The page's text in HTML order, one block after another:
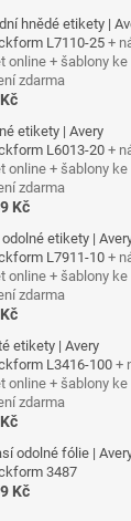
hnědé etikety |
L7110-25 +
online + šablony ke
zdarma
etikety | Avery
L6013-20 +
online + šablony ke
zdarma
Kč
odolné etikety |
L7911-10 +
online + šablony ke
zdarma
etikety | Avery
L3416-100 +
online + šablony ke
zdarma
odolné fólie |
3487
Kč